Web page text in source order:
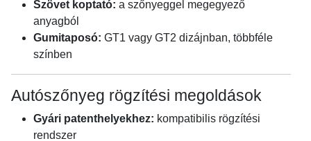
Szövet koptató: a szőnyeggel megegyező
anyagból
Gumitaposó: GT1 vagy GT2 dizájnban, többféle
színben
Autószőnyeg rögzítési megoldások
Gyári patenthelyekhez: kompatibilis rögzítési
rendszer